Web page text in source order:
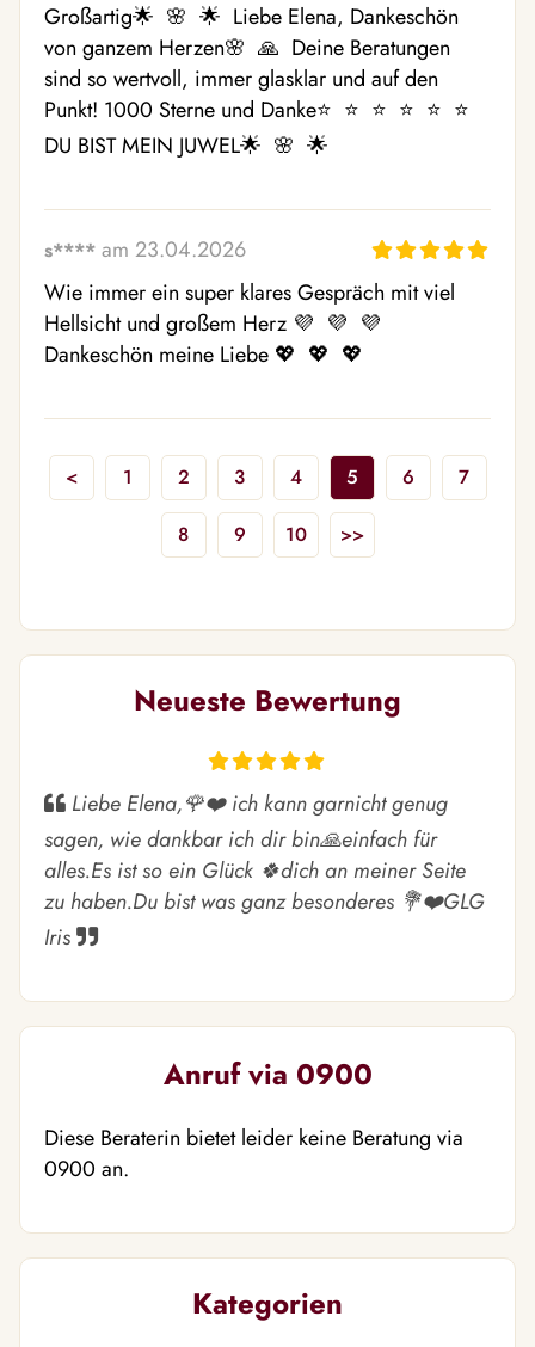
Großartig🌟  🌸  🌟  Liebe Elena, Dankeschön
von ganzem Herzen🌸  🙏  Deine Beratungen
sind so wertvoll, immer glasklar und auf den
Punkt! 1000 Sterne und Danke⭐  ⭐  ⭐  ⭐  ⭐  ⭐
DU BIST MEIN JUWEL🌟  🌸  🌟
s**** am 23.04.2026
Wie immer ein super klares Gespräch mit viel
Hellsicht und großem Herz 💜  💜  💜
Dankeschön meine Liebe 💖  💖  💖
< 1 2 3 4 5 6 7
8 9 10 >>
Neueste Bewertung
Liebe Elena,🌹❤️ ich kann garnicht genug
sagen, wie dankbar ich dir bin🙏einfach für
alles.Es ist so ein Glück 🍀dich an meiner Seite
zu haben.Du bist was ganz besonderes 💐❤️GLG
Iris
Anruf via 0900
Diese Beraterin bietet leider keine Beratung via
0900 an.
Kategorien